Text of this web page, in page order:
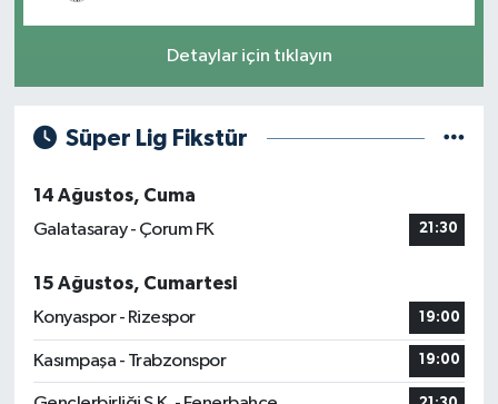
Detaylar için tıklayın
Süper Lig Fikstür
14 Ağustos, Cuma
Galatasaray - Çorum FK
21:30
15 Ağustos, Cumartesi
Konyaspor - Rizespor
19:00
Kasımpaşa - Trabzonspor 19:00